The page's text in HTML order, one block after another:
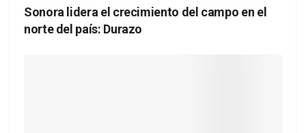
Sonora lidera el crecimiento del campo en el
norte del país: Durazo